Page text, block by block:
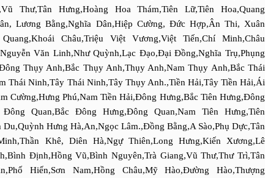
Thư,Tân Hưng,Hoàng Hoa Thám,Tiên Lữ,Tiên Hoa,Quang
Lương Bằng,Nghĩa Dân,Hiệp Cường, Đức Hợp,Ân Thi, Xuân
Châu,Triệu Việt Vương,Việt Tiến,Chí Minh,Châu
Văn Linh,Như Quỳnh,Lạc Đạo,Đại Đồng,Nghĩa Trụ,Phụng
Thụy Anh,Bắc Thụy Anh,Thụy Anh,Nam Thụy Anh,Bắc Thái
Thái Ninh,Tây Thái Ninh,Tây Thụy Anh.,Tiền Hải,Tây Tiền Hải,Ái
Cường,Hưng Phú,Nam Tiền Hải,Đông Hưng,Bắc Tiên Hưng,Đông
Quan,Bắc Đông Hưng,Đông Quan,Nam Tiên Hưng,Tiên
Hưng Hà,An,Ngọc Lâm.,Đồng Bằng,A Sào,Phụ Dực,Tân
Khê, Diên Hà,Ngự Thiên,Long Hưng,Kiến Xương,Lê
Định,Hồng Vũ,Bình Nguyên,Trà Giang,Vũ Thư,Thư Trì,Tân
Hiến,Sơn Nam,Hồng Châu,Mỹ Hào,Đường Hào,Thượng